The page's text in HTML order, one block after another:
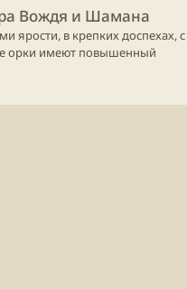
Вождя и Шамана
ярости, в крепких доспехах, с
орки имеют повышенный